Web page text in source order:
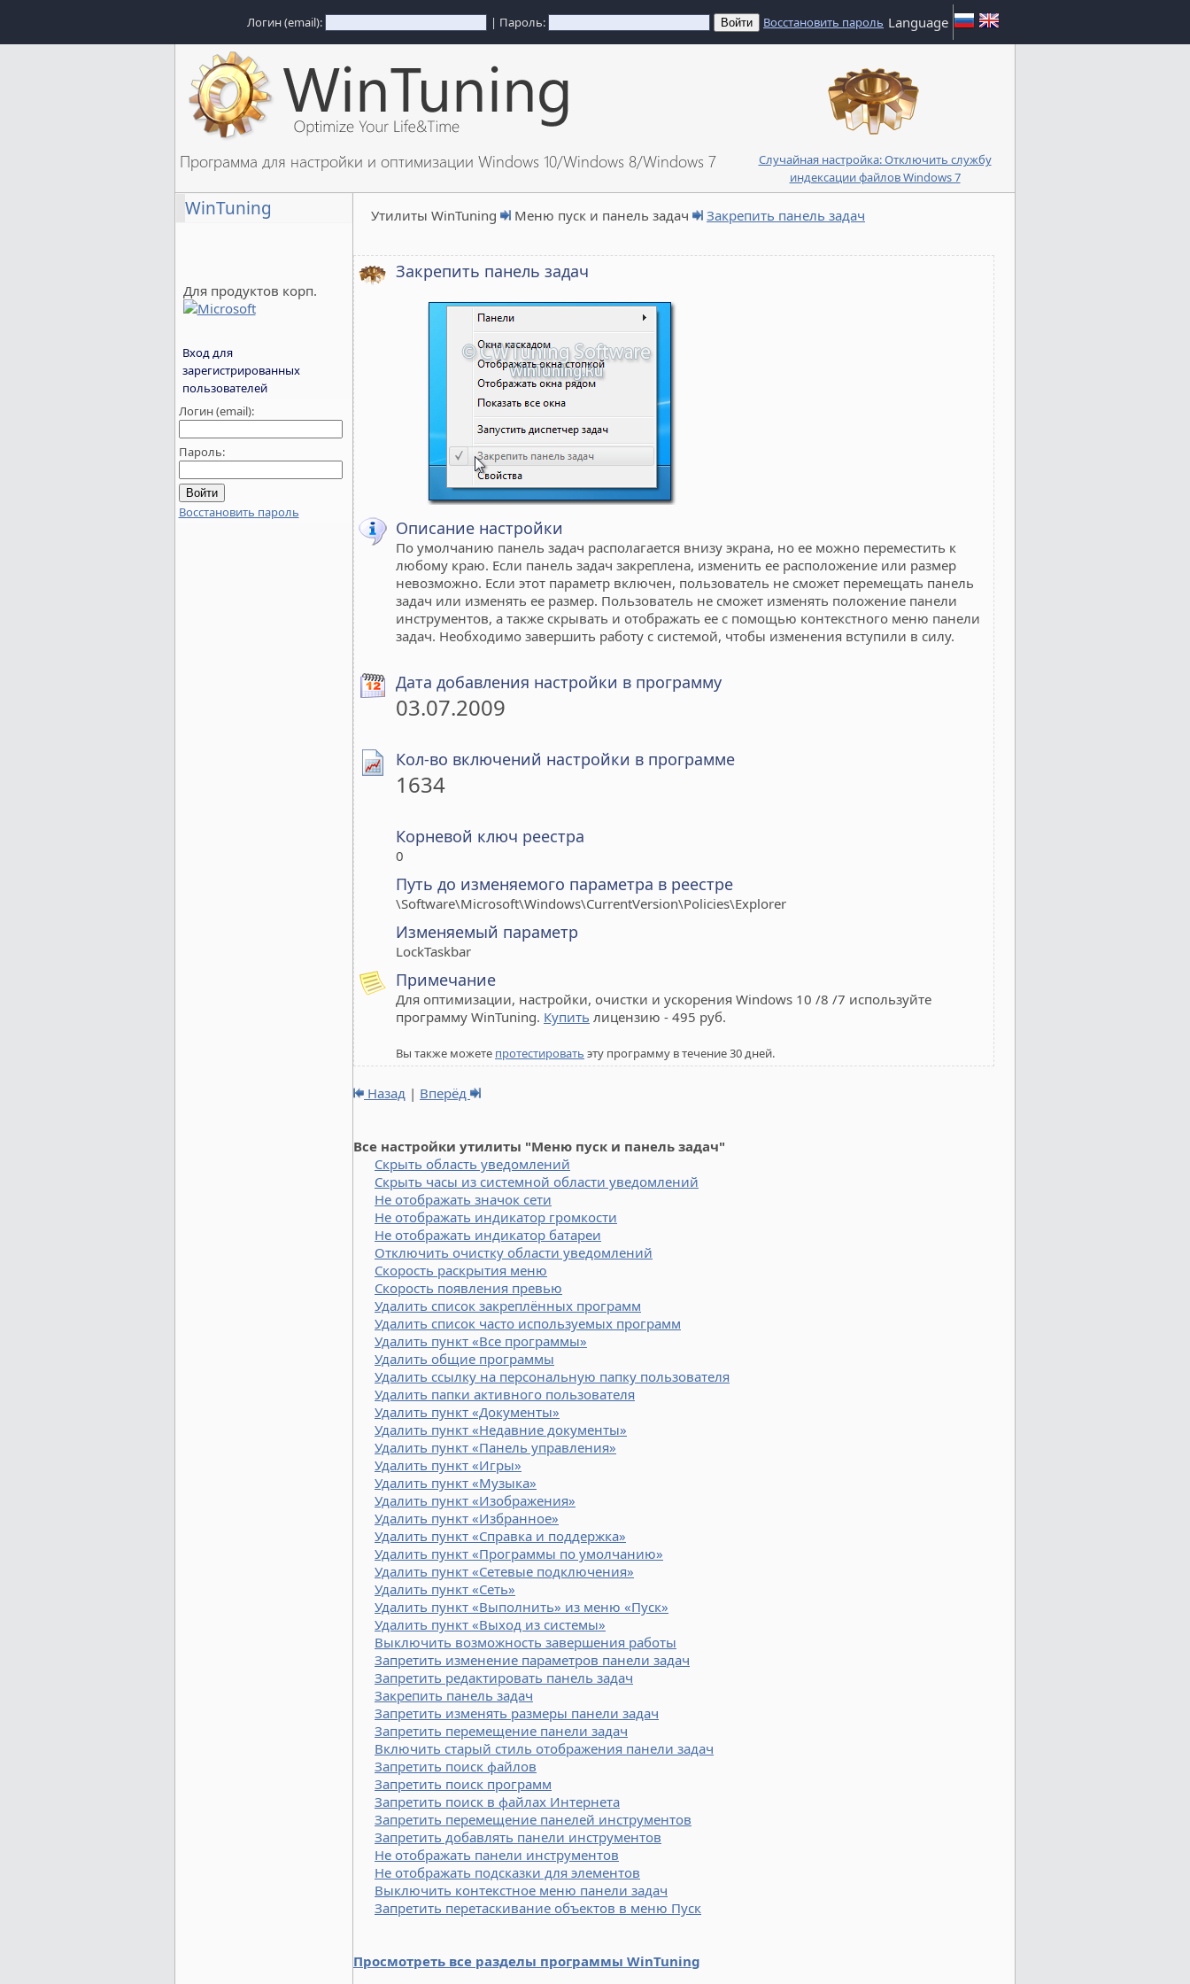
Логин (email): | Пароль: Восстановить пароль Language
Программа для настройки и оптимизации Windows 10/Windows 8/Windows 7
Случайная настройка: Отключить службу
индексации файлов Windows 7
WinTuning
Для продуктов корп.
Вход для
зарегистрированных
пользователей
Логин (email):
Пароль:
Восстановить пароль
Утилиты WinTuning Меню пуск и панель задач Закрепить панель задач
Закрепить панель задач
Описание настройки
По умолчанию панель задач располагается внизу экрана, но ее можно переместить к
любому краю. Если панель задач закреплена, изменить ее расположение или размер
невозможно. Если этот параметр включен, пользователь не сможет перемещать панель
задач или изменять ее размер. Пользователь не сможет изменять положение панели
инструментов, а также скрывать и отображать ее с помощью контекстного меню панели
задач. Необходимо завершить работу с системой, чтобы изменения вступили в силу.
Дата добавления настройки в программу
03.07.2009
Кол-во включений настройки в программе
1634
Корневой ключ реестра
0
Путь до изменяемого параметра в реестре
\Software\Microsoft\Windows\CurrentVersion\Policies\Explorer
Изменяемый параметр
LockTaskbar
Примечание
Для оптимизации, настройки, очистки и ускорения Windows 10 /8 /7 используйте
программу WinTuning. Купить лицензию - 495 руб.
Вы также можете протестировать эту программу в течение 30 дней.
Назад | Вперёд
Все настройки утилиты "Меню пуск и панель задач"
Скрыть область уведомлений
Скрыть часы из системной области уведомлений
Не отображать значок сети
Не отображать индикатор громкости
Не отображать индикатор батареи
Отключить очистку области уведомлений
Скорость раскрытия меню
Скорость появления превью
Удалить список закреплённых программ
Удалить список часто используемых программ
Удалить пункт «Все программы»
Удалить общие программы
Удалить ссылку на персональную папку пользователя
Удалить папки активного пользователя
Удалить пункт «Документы»
Удалить пункт «Недавние документы»
Удалить пункт «Панель управления»
Удалить пункт «Игры»
Удалить пункт «Музыка»
Удалить пункт «Изображения»
Удалить пункт «Избранное»
Удалить пункт «Справка и поддержка»
Удалить пункт «Программы по умолчанию»
Удалить пункт «Сетевые подключения»
Удалить пункт «Сеть»
Удалить пункт «Выполнить» из меню «Пуск»
Удалить пункт «Выход из системы»
Выключить возможность завершения работы
Запретить изменение параметров панели задач
Запретить редактировать панель задач
Закрепить панель задач
Запретить изменять размеры панели задач
Запретить перемещение панели задач
Включить старый стиль отображения панели задач
Запретить поиск файлов
Запретить поиск программ
Запретить поиск в файлах Интернета
Запретить перемещение панелей инструментов
Запретить добавлять панели инструментов
Не отображать панели инструментов
Не отображать подсказки для элементов
Выключить контекстное меню панели задач
Запретить перетаскивание объектов в меню Пуск
Просмотреть все разделы программы WinTuning